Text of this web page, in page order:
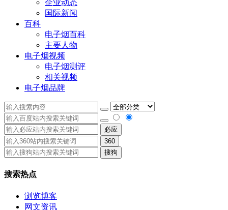
企业动态
国际新闻
百科
电子烟百科
主要人物
电子烟视频
电子烟测评
相关视频
电子烟品牌
必应
360
搜狗
搜索热点
浏览博客
网文资讯